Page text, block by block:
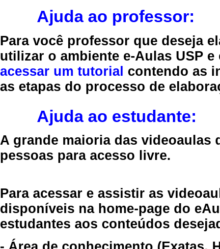
Ajuda ao professor:
Para você professor que deseja
utilizar o ambiente e-Aulas USP
acessar um tutorial contendo as
as etapas do processo de
Ajuda ao estudante:
A grande maioria das videoaulas
pessoas para acesso livre.
Para acessar e assistir as
disponíveis na home-page do
estudantes aos conteúdos